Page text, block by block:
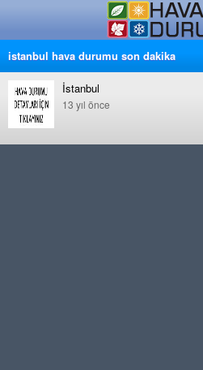
istanbul hava durumu son dakika
İstanbul
13 yıl önce